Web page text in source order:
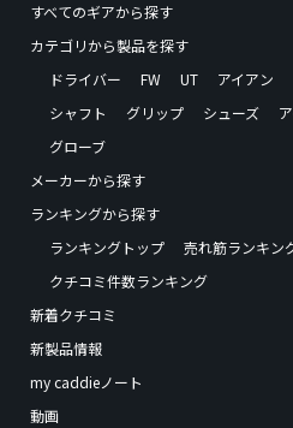
すべてのギアから探す
カテゴリから製品を探す
ドライバー
FW UT アイアン
シャフト
グリップ シューズ
グローブ
メーカーから探す
ランキングから探す
ランキングトップ
売れ筋ランキン
クチコミ件数ランキング
新着クチコミ
新製品情報
my caddieノート
動画